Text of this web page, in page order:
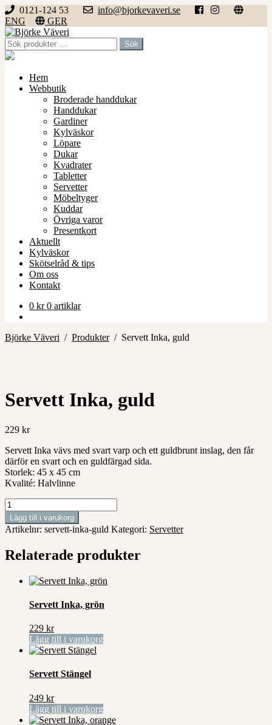
0121-124 53
info@bjorkevaveri.se
ENG
GER
Hoppa
till
navigering
Hoppa
till
innehåll
Sök
efter:
Sök
Hem
Webbutik
Broderade handdukar
Handdukar
Gardiner
Kylväskor
Löpare
Dukar
Kvadrater
Tabletter
Servetter
Möbeltyger
Kuddar
Övriga varor
Presentkort
Aktuellt
Kylväskor
Skötselråd & tips
Om oss
Kontakt
0 kr 0 artiklar
Björke Väveri / Produkter/ Servett Inka, guld
Servett Inka, guld
229 kr
Servett Inka vävs med svart varp och ett guldbrunt inslag, den får
därför en svart och en guldfärgad sida.
Storlek: 45 x 45 cm
Kvalité: Halvlinne
Servett
Inka,
guld
mängd
Lägg till i varukorg
Artikelnr: servett-inka-guld Kategori: Servetter
Relaterade produkter
Servett Inka, grön
229 kr
Lägg till i varukorg
Servett Stängel
249 kr
Lägg till i varukorg